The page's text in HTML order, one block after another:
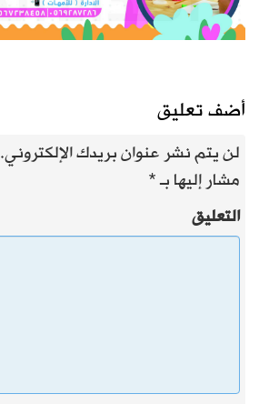
أضف تعليق
لن يتم نشر عنوان بريدك الإلكتروني.
مشار إليها بـ*
التعليق